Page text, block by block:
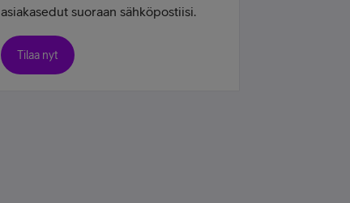
asiakasedut suoraan sähköpostiisi.
Tilaa nyt